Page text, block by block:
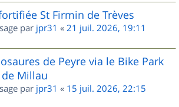
St Firmin de Trèves
par jpr31 « 21 juil. 2026, 19:11
de Peyre via le Bike Park
Millau
par jpr31 « 15 juil. 2026, 22:15